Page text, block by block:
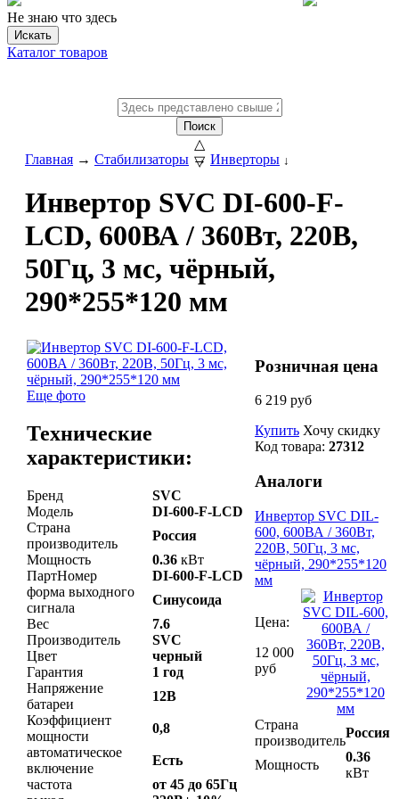
Не знаю что здесь
Искать
Каталог товаров
Поиск
△
▽
Главная → Стабилизаторы → Инверторы ↓
Инвертор SVC DI-600-F-
LCD, 600ВА / 360Вт, 220В,
50Гц, 3 мс, чёрный,
290*255*120 мм
Еще фото
Технические
характеристики:
Бренд
SVC
Модель
DI-600-F-LCD
Страна
производитель
Россия
Мощность
0.36 кВт
ПартНомер
DI-600-F-LCD
форма выходного
сигнала
Синусоида
Вес
7.6
Производитель
SVC
Цвет
черный
Гарантия
1 год
Напряжение
батареи
12В
Коэффициент
мощности
0,8
автоматическое
включение
Есть
частота
от 45 до 65Гц
Розничная цена
6 219 руб
Купить Хочу скидку
Код товара: 27312
Аналоги
Инвертор SVC DIL-
600, 600ВА / 360Вт,
220В, 50Гц, 3 мс,
чёрный, 290*255*120
мм
Цена:
12 000
руб
Страна
производитель
Россия
Мощность
0.36
кВт